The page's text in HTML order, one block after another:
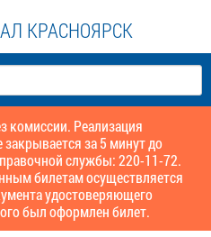
КРАСНОЯРСК
комиссии. Реализация
за 5 минут до
службы: 220-11-72.
билетам осуществляется
удостоверяющего
был оформлен билет.